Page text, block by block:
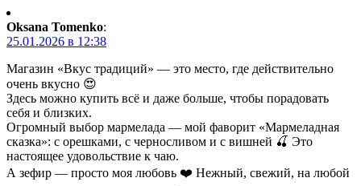
Oksana Tomenko:
25.01.2026 в 12:38
Магазин «Вкус традиций» — это место, где действительно
очень вкусно 😍
Здесь можно купить всё и даже больше, чтобы порадовать
себя и близких.
Огромный выбор мармелада — мой фаворит «Мармеладная
сказка»: с орешками, с черносливом и с вишней 🍒 Это
настоящее удовольствие к чаю.
А зефир — просто моя любовь ❤️ Нежный, свежий, на любой